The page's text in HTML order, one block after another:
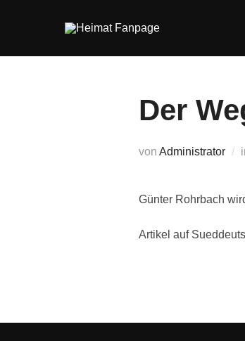
Der
von Administrator
Günter Rohrbach
Artikel auf